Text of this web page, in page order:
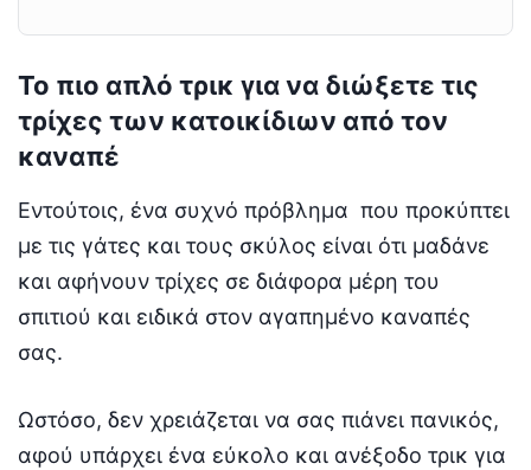
Το πιο απλό τρικ για να διώξετε τις
τρίχες των κατοικίδιων από τον
καναπέ
Εντούτοις, ένα συχνό πρόβλημα που προκύπτει
με τις γάτες και τους σκύλος είναι ότι μαδάνε
και αφήνουν τρίχες σε διάφορα μέρη του
σπιτιού και ειδικά στον αγαπημένο καναπές
σας.
Ωστόσο, δεν χρειάζεται να σας πιάνει πανικός,
αφού υπάρχει ένα εύκολο και ανέξοδο τρικ για